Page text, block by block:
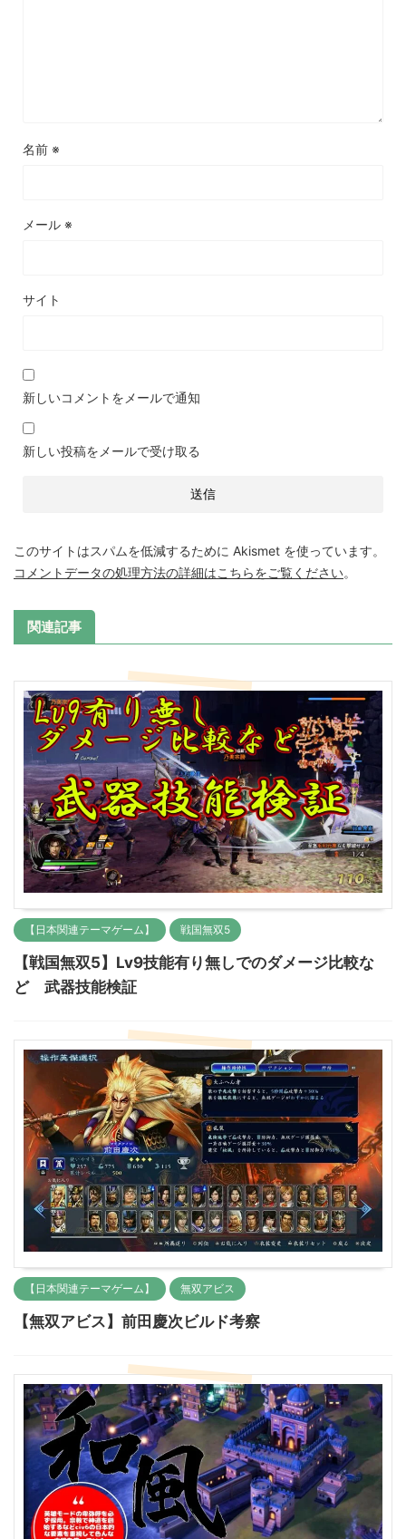
名前 ※
メール ※
サイト
新しいコメントをメールで通知
新しい投稿をメールで受け取る
このサイトはスパムを低減するために Akismet を使っています。
コメントデータの処理方法の詳細はこちらをご覧ください。
関連記事
【日本関連テーマゲーム】 戦国無双5
【戦国無双5】Lv9技能有り無しでのダメージ比較な
ど 武器技能検証
【日本関連テーマゲーム】 無双アビス
【無双アビス】前田慶次ビルド考察